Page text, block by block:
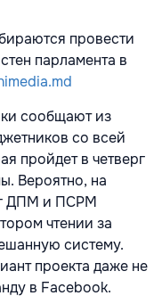
провести
парламента в
сообщают из
со всей
пройдет в четверг
Вероятно, на
ДПМ и ПСРМ
чтении за
систему.
проекта даже не
в Facebook.